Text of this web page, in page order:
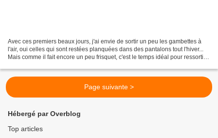
Avec ces premiers beaux jours, j'ai envie de sortir un peu les gambettes à
l'air, oui celles qui sont restées planquées dans des pantalons tout l'hiver...
Mais comme il fait encore un peu frisquet, c'est le temps idéal pour ressortir
Page suivante >
Hébergé par Overblog
Top articles